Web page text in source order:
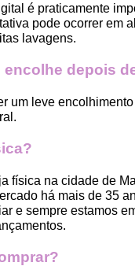
é praticamente
pode ocorrer em
lavagens.
encolhe depois
um leve
física na cidade de
há mais de 35
e sempre estamos